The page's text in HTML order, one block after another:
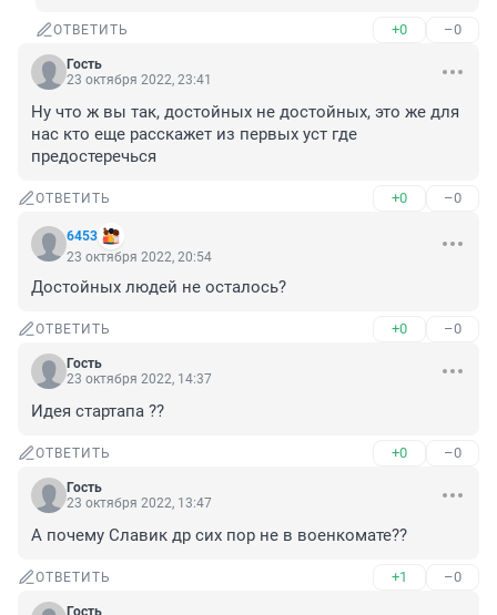
ОТВЕТИТЬ +0 –0
Гость
23 октября 2022, 23:41
Ну что ж вы так, достойных не достойных, это же для
нас кто еще расскажет из первых уст где
предостеречься
ОТВЕТИТЬ +0 –0
6453
23 октября 2022, 20:54
Достойных людей не осталось?
ОТВЕТИТЬ +0 –0
Гость
23 октября 2022, 14:37
Идея стартапа ??
ОТВЕТИТЬ +0 –0
Гость
23 октября 2022, 13:47
А почему Славик др сих пор не в военкомате??
ОТВЕТИТЬ +1 –0
Гость